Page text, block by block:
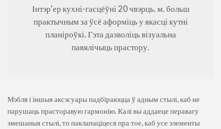
Інтэр'ер кухні-гасцёўні 20 чвэрць. м. больш
практычным за ўсё аформіць у якасці кутні
планіроўкі. Гэта дазволіць візуальна
павялічыць прастору.
Мэбля і іншыя аксэсуары падбіраюцца ў адным стылі, каб не
парушаць прасторавую гармонію. Калі вы аддаеце перавагу
змешаныя стылі, то паклапаціцеся пра тое, каб усе элементы